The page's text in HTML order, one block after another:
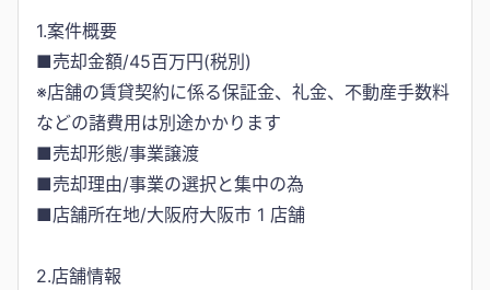
1.案件概要
■売却金額/45百万円(税別)
※店舗の賃貸契約に係る保証金、礼金、不動産手数料
などの諸費用は別途かかります
■売却形態/事業譲渡
■売却理由/事業の選択と集中の為
■店舗所在地/大阪府大阪市 1 店舗
2.店舗情報